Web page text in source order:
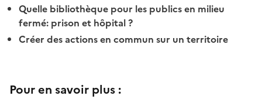
Quelle bibliothèque pour les publics en milieu
fermé: prison et hôpital ?
Créer des actions en commun sur un territoire
Pour en savoir plus :